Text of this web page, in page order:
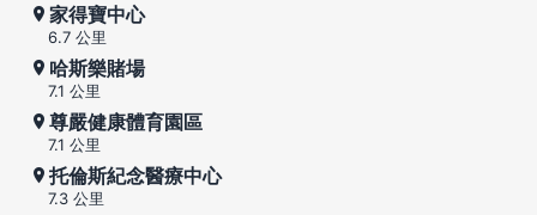
家得寶中心
6.7 公里
哈斯樂賭場
7.1 公里
尊嚴健康體育園區
7.1 公里
托倫斯紀念醫療中心
7.3 公里